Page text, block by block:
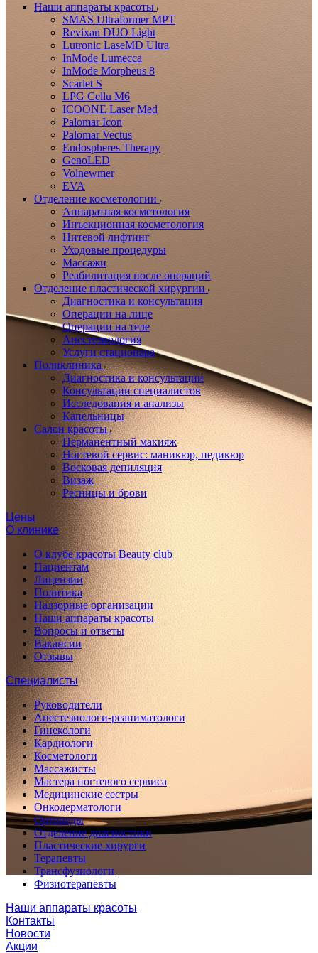
Наши аппараты красоты
SMAS Ultraformer MPT
Revixan DUO Light
Lutronic LaseMD Ultra
InMode Lumecca
InMode Morpheus 8
Scarlet S
LPG Cellu M6
ICOONE Laser Med
Palomar Icon
Palomar Vectus
Endospheres Therapy
GenoLED
Volnewmer
EVA
Отделение косметологии
Аппаратная косметология
Инъекционная косметология
Нитевой лифтинг
Уходовые процедуры
Массажи
Реабилитация после операций
Отделение пластической хирургии
Диагностика и консультация
Операции на лице
Операции на теле
Анестезиология
Услуги стационара
Поликлиника
Диагностика и консультации
Консультации специалистов
Исследования и анализы
Капельницы
Салон красоты
Перманентный макияж
Ногтевой сервис: маникюр, педикюр
Восковая депиляция
Визаж
Ресницы и брови
Цены
О клинике
О клубе красоты Beauty club
Пациентам
Лицензии
Политика
Надзорные организации
Наши аппараты красоты
Вопросы и ответы
Вакансии
Отзывы
Специалисты
Руководители
Анестезиологи-реаниматологи
Гинекологи
Кардиологи
Косметологи
Массажисты
Мастера ногтевого сервиса
Медицинские сестры
Онкодерматологи
Ортопеды
Отделение диагностики
Пластические хирурги
Терапевты
Трансфузиологи
Физиотерапевты
Наши аппараты красоты
Контакты
Новости
Акции